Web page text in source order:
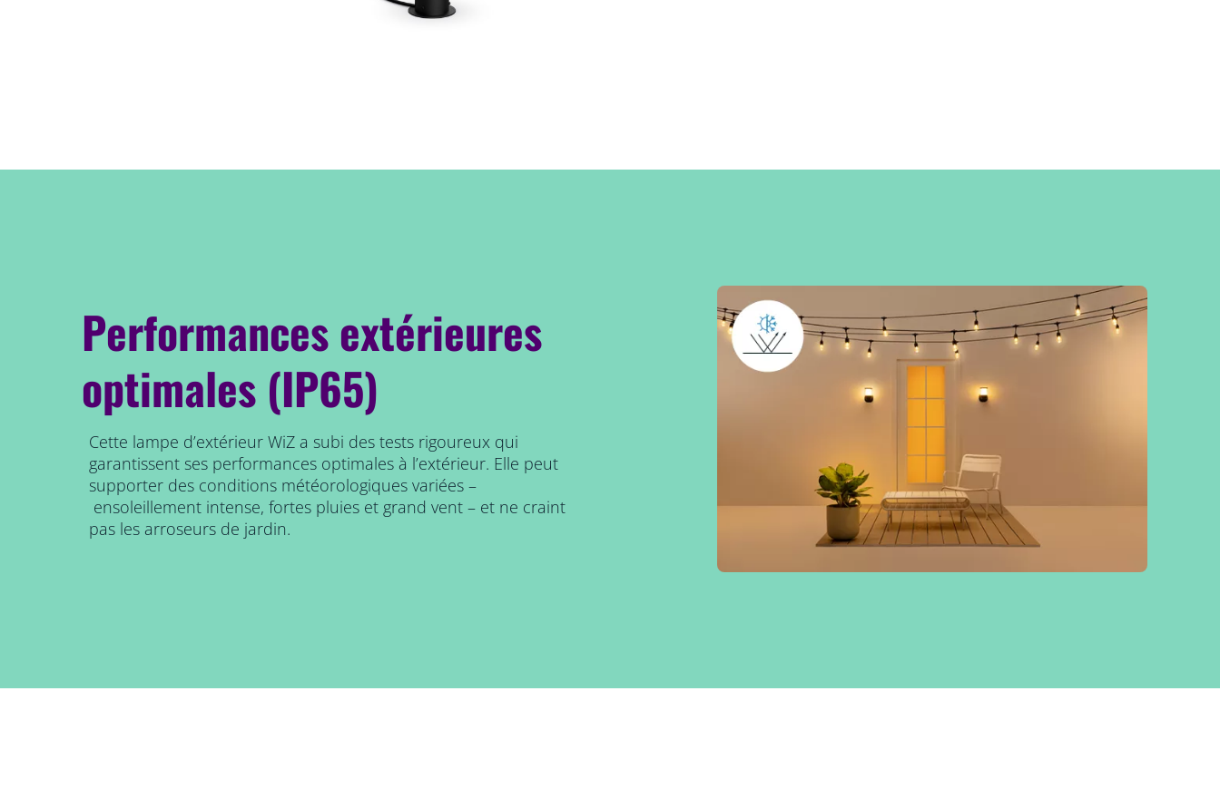
Performances extérieures
optimales (IP65)
Cette lampe d’extérieur WiZ a subi des tests rigoureux qui
garantissent ses performances optimales à l’extérieur. Elle peut
supporter des conditions météorologiques variées –
ensoleillement intense, fortes pluies et grand vent – et ne craint
pas les arroseurs de jardin.